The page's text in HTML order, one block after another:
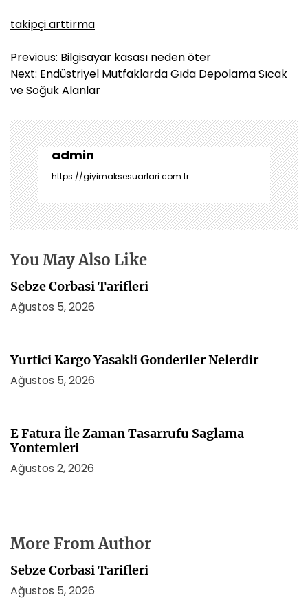
takipçi arttirma
Y
a
z
g
e
z
i
n
m
e
i
Previous: Bilgisayar kasası neden öter
Next: Endüstriyel Mutfaklarda Gıda Depolama Sıcak
ve Soğuk Alanlar
admin
https://giyimaksesuarlari.com.tr
You May Also Like
Sebze Corbasi Tarifleri
Ağustos 5, 2026
Yurtici Kargo Yasakli Gonderiler Nelerdir
Ağustos 5, 2026
E Fatura İle Zaman Tasarrufu Saglama
Yontemleri
Ağustos 2, 2026
More From Author
Sebze Corbasi Tarifleri
Ağustos 5, 2026